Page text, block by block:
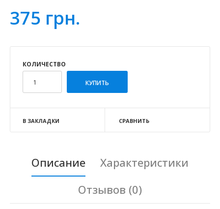
375 грн.
КОЛИЧЕСТВО
В ЗАКЛАДКИ СРАВНИТЬ
Описание
Характеристики
Отзывов (0)